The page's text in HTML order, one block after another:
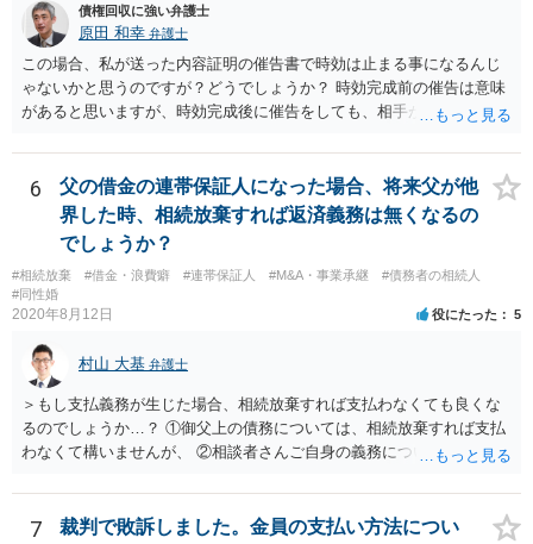
債権回収に強い弁護士
原田 和幸 弁護士
この場合、私が送った内容証明の催告書で時効は止まる事になるんじ
ゃないかと思うのですが？どうでしょうか？ 時効完成前の催告は意味
があると思いますが、時効完成後に催告をしても、相手が時効の援用
6
父の借金の連帯保証人になった場合、将来父が他
界した時、相続放棄すれば返済義務は無くなるの
でしょうか？
#相続放棄 #借金・浪費癖 #連帯保証人 #M&A・事業承継
#債務者の相続人
#同性婚
2020年8月12日 役にたった 5
村山 大基 弁護士
＞もし支払義務が生じた場合、相続放棄すれば支払わなくても良くな
るのでしょうか…？ ①御父上の債務については、相続放棄すれば支払
わなくて構いませんが、 ②相談者さんご自身の義務については、契約
いないので何とも言えません。 そもそも、何の義務も負わないなら、
印鑑証明まで用意して推定相続人にサインさせる意味もないような気
7
裁判で敗訴しました。金員の支払い方法につい